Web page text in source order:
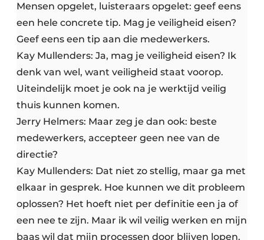
Mensen opgelet, luisteraars opgelet: geef eens
een hele concrete tip. Mag je veiligheid eisen?
Geef eens een tip aan die medewerkers.
Kay Mullenders: Ja, mag je veiligheid eisen? Ik
denk van wel, want veiligheid staat voorop.
Uiteindelijk moet je ook na je werktijd veilig
thuis kunnen komen.
Jerry Helmers: Maar zeg je dan ook: beste
medewerkers, accepteer geen nee van de
directie?
Kay Mullenders: Dat niet zo stellig, maar ga met
elkaar in gesprek. Hoe kunnen we dit probleem
oplossen? Het hoeft niet per definitie een ja of
een nee te zijn. Maar ik wil veilig werken en mijn
baas wil dat mijn processen door blijven lopen.